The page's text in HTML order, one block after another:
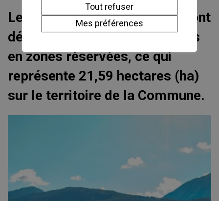
Les autorités martigneraines ont
décidé de placer trois secteurs
en zones réservées, ce qui
représente 21,59 hectares (ha)
sur le territoire de la Commune.
Tout refuser
Mes préférences